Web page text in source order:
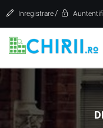
Inregistrare /